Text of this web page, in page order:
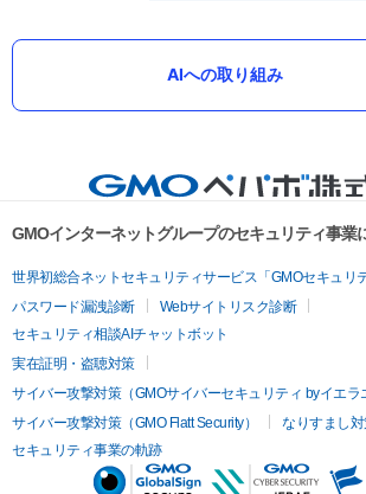
AIへの取り組み
GMOインターネットグループのセキュリティ事業
世界初総合ネットセキュリティサービス「GMOセキュリ
パスワード漏洩診断
Webサイトリスク診断
セキュリティ相談AIチャットボット
実在証明・盗聴対策
サイバー攻撃対策（GMOサイバーセキュリティ byイエラ
サイバー攻撃対策（GMO Flatt Security）
なりすまし
セキュリティ事業の軌跡